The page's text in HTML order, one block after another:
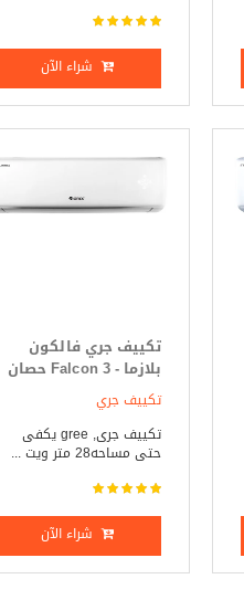
شراء الآن
تكييف جري فالكون
بلازما - Falcon 3 حصان
بارد فقط
تكييف جري
تكييف جرى, gree يكفى
حتى مساحه28 متر ويت ...
شراء الآن